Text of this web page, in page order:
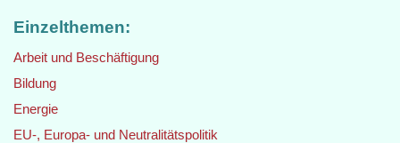
Einzelthemen:
Arbeit und Beschäftigung
Bildung
Energie
EU-, Europa- und Neutralitätspolitik